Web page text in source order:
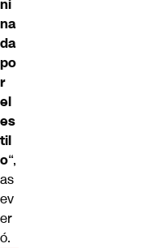
ni
na
da
po
r
el
es
til
o“,
as
ev
er
ó.